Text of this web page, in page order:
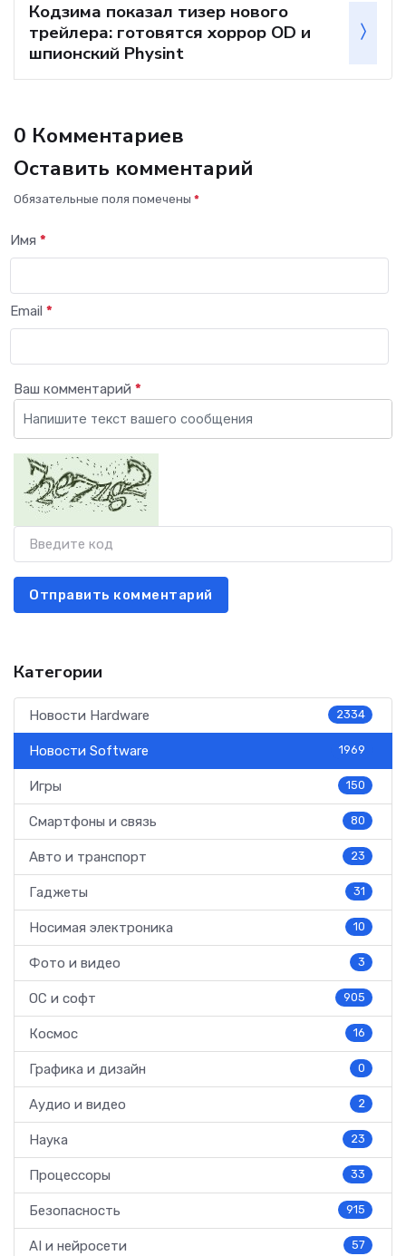
Кодзима показал тизер нового
трейлера: готовятся хоррор OD и
шпионский Physint
0 Комментариев
Оставить комментарий
Обязательные поля помечены *
Имя *
Email *
Ваш комментарий *
Отправить комментарий
Категории
Новости Hardware 2334
Новости Software 1969
Игры 150
Смартфоны и связь 80
Авто и транспорт 23
Гаджеты 31
Носимая электроника 10
Фото и видео 3
ОС и софт 905
Космос 16
Графика и дизайн 0
Аудио и видео 2
Наука 23
Процессоры 33
Безопасность 915
AI и нейросети 57